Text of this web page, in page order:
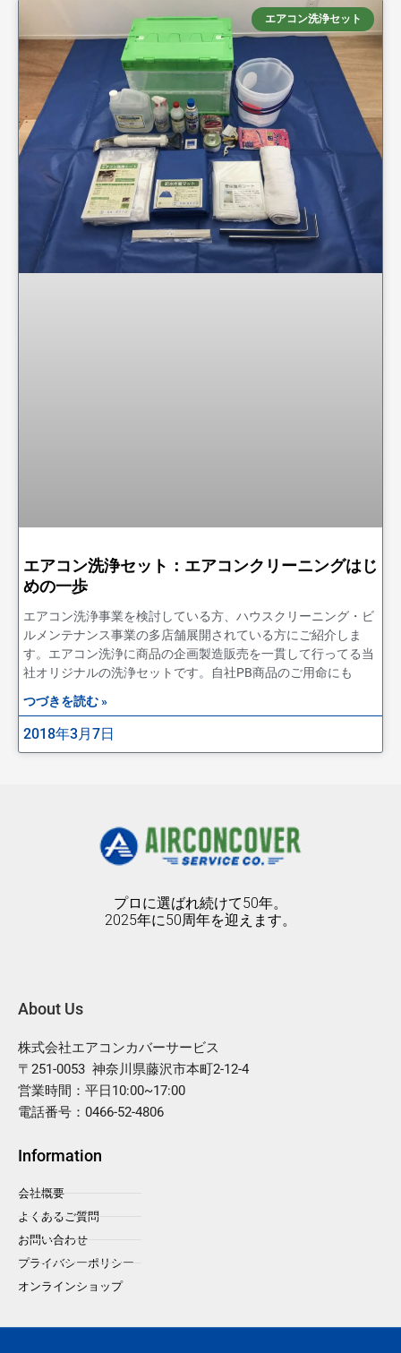
エアコン洗浄セット
エアコン洗浄セット：エアコンクリーニングはじ
めの一歩
エアコン洗浄事業を検討している方、ハウスクリーニング・ビ
ルメンテナンス事業の多店舗展開されている方にご紹介しま
す。エアコン洗浄に商品の企画製造販売を一貫して行ってる当
社オリジナルの洗浄セットです。自社PB商品のご用命にも
つづきを読む »
2018年3月7日
プロに選ばれ続けて50年。
2025年に50周年を迎えます。
About Us
株式会社エアコンカバーサービス
〒251-0053 神奈川県藤沢市本町2-12-4
営業時間：平日10:00~17:00
電話番号：0466-52-4806
Information
会社概要
よくあるご質問
お問い合わせ
プライバシーポリシー
オンラインショップ